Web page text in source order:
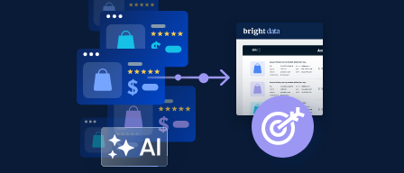
375+
URL, Product id, Listing inventory id, Title, Rating,
Reviews count shop, Reviews count item, Initial